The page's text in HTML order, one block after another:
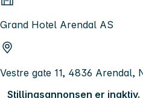
Grand Hotel Arendal AS
Vestre gate 11, 4836 Arendal,
Stillingsannonsen er inaktiv.